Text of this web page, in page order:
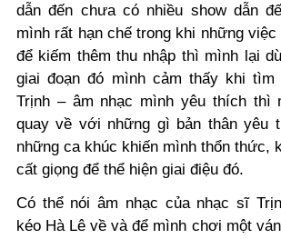
dẫn đến chưa có nhiều show dẫn
mình rất hạn chế trong khi những
để kiếm thêm thu nhập thì mình lại
giai đoạn đó mình cảm thấy khi tìm
Trịnh – âm nhạc mình yêu thích thì
quay về với những gì bản thân yêu
những ca khúc khiến mình thổn thức,
cất giọng để thể hiện giai điệu đó.
Có thể nói âm nhạc của nhạc sĩ
kéo Hà Lê về và để mình chơi một